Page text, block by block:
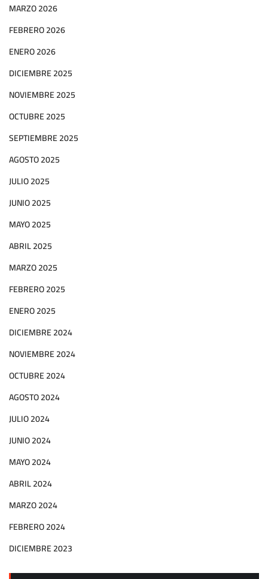
MARZO 2026
FEBRERO 2026
ENERO 2026
DICIEMBRE 2025
NOVIEMBRE 2025
OCTUBRE 2025
SEPTIEMBRE 2025
AGOSTO 2025
JULIO 2025
JUNIO 2025
MAYO 2025
ABRIL 2025
MARZO 2025
FEBRERO 2025
ENERO 2025
DICIEMBRE 2024
NOVIEMBRE 2024
OCTUBRE 2024
AGOSTO 2024
JULIO 2024
JUNIO 2024
MAYO 2024
ABRIL 2024
MARZO 2024
FEBRERO 2024
DICIEMBRE 2023